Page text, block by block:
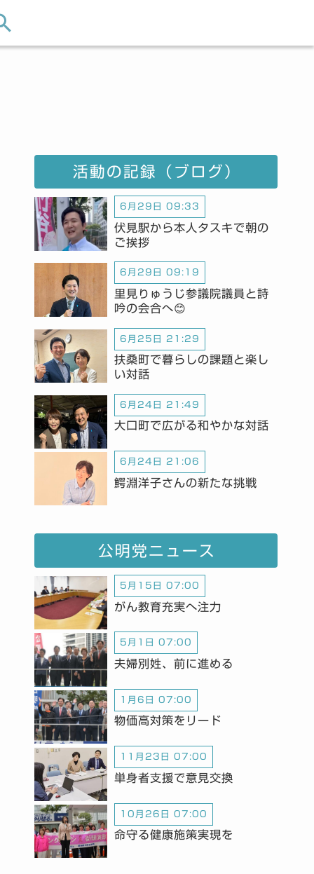
活動の記録（ブログ）
6月29日 09:33
伏見駅から本人タスキで朝の
ご挨拶
6月29日 09:19
里見りゅうじ参議院議員と詩
吟の会合へ😊
6月25日 21:29
扶桑町で暮らしの課題と楽し
い対話
6月24日 21:49
大口町で広がる和やかな対話
6月24日 21:06
鰐淵洋子さんの新たな挑戦
公明党ニュース
5月15日 07:00
がん教育充実へ注力
5月1日 07:00
夫婦別姓、前に進める
1月6日 07:00
物価高対策をリード
11月23日 07:00
単身者支援で意見交換
10月26日 07:00
命守る健康施策実現を